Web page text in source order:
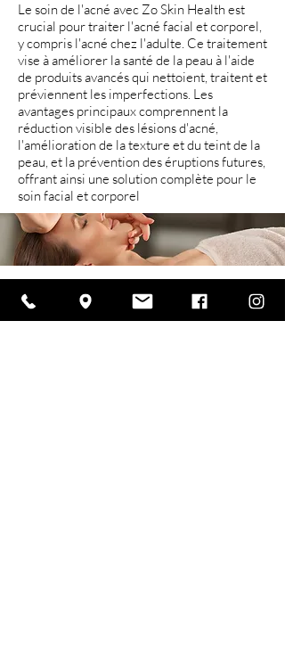
Le soin de l'acné avec Zo Skin Health est
crucial pour traiter l'acné facial et corporel,
y compris l'acné chez l'adulte. Ce traitement
vise à améliorer la santé de la peau à l'aide
de produits avancés qui nettoient, traitent et
préviennent les imperfections. Les
avantages principaux comprennent la
réduction visible des lésions d'acné,
l'amélioration de la texture et du teint de la
peau, et la prévention des éruptions futures,
offrant ainsi une solution complète pour le
soin facial et corporel
l'acné facial et corporel chez Pur